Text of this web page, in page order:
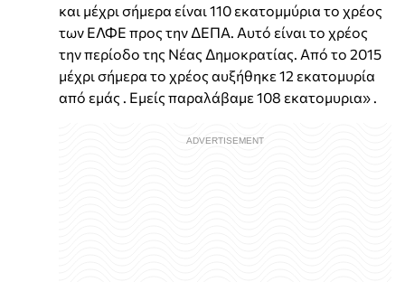
και μέχρι σήμερα είναι 110 εκατομμύρια το χρέος
των ΕΛΦΕ προς την ΔΕΠΑ. Αυτό είναι το χρέος
την περίοδο της Νέας Δημοκρατίας. Από το 2015
μέχρι σήμερα το χρέος αυξήθηκε 12 εκατομυρία
από εμάς . Εμείς παραλάβαμε 108 εκατομυρια» .